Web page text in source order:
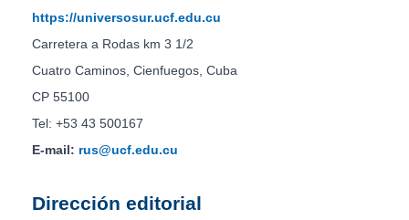
https://universosur.ucf.edu.cu
Carretera a Rodas km 3 1/2
Cuatro Caminos, Cienfuegos, Cuba
CP 55100
Tel: +53 43 500167
E-mail: rus@ucf.edu.cu
Dirección editorial